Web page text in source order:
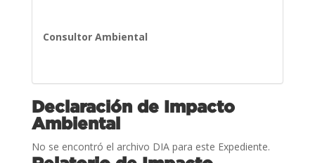
Consultor Ambiental
Declaración de Impacto
Ambiental
No se encontró el archivo DIA para este Expediente.